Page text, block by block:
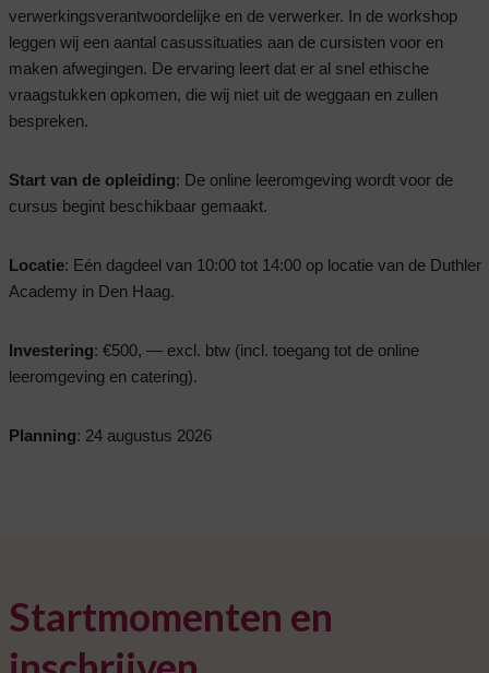
verwerkingsverantwoordelijke en de verwerker. In de workshop
leggen wij een aantal casussituaties aan de cursisten voor en
maken afwegingen. De ervaring leert dat er al snel ethische
vraagstukken opkomen, die wij niet uit de weggaan en zullen
bespreken.
Start van de opleiding: De online leeromgeving wordt voor de
cursus begint beschikbaar gemaakt.
Locatie: Eén dagdeel van 10:00 tot 14:00 op locatie van de Duthler
Academy in Den Haag.
Investering: €500, — excl. btw (incl. toegang tot de online
leeromgeving en catering).
Planning: 24 augustus 2026
Startmomenten en